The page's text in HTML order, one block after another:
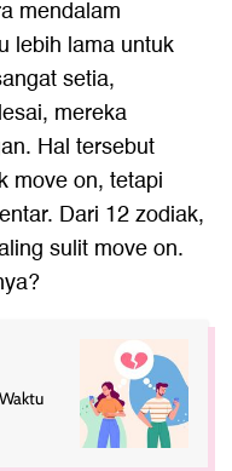
mendalam
lebih lama untuk
setia,
mereka
Hal tersebut
move on, tetapi
Dari 12 zodiak,
sulit move on.